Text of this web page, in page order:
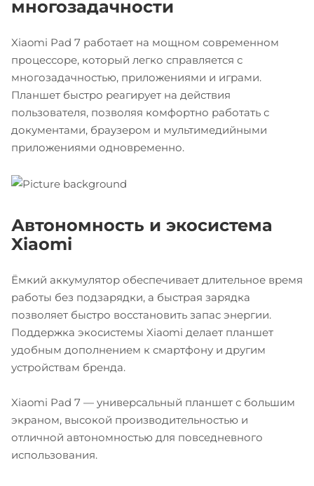
многозадачности
Xiaomi Pad 7 работает на мощном современном
процессоре, который легко справляется с
многозадачностью, приложениями и играми.
Планшет быстро реагирует на действия
пользователя, позволяя комфортно работать с
документами, браузером и мультимедийными
приложениями одновременно.
Автономность и экосистема
Xiaomi
Ёмкий аккумулятор обеспечивает длительное время
работы без подзарядки, а быстрая зарядка
позволяет быстро восстановить запас энергии.
Поддержка экосистемы Xiaomi делает планшет
удобным дополнением к смартфону и другим
устройствам бренда.
Xiaomi Pad 7 — универсальный планшет с большим
экраном, высокой производительностью и
отличной автономностью для повседневного
использования.